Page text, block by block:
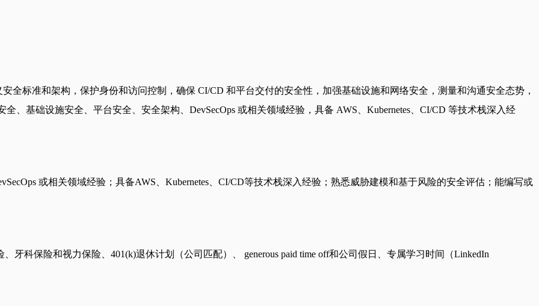
安全标准和架构，保护身份和访问控制，确保 CI/CD 和平台交付的安全性，加强基础设施和网络安全，测量和沟通安全态势，
、基础设施安全、平台安全、安全架构、DevSecOps 或相关领域经验，具备 AWS、Kubernetes、CI/CD 等技术栈深入经
或相关领域经验；具备AWS、Kubernetes、CI/CD等技术栈深入经验；熟悉威胁建模和基于风险的安全评估；能编写或
牙科保险和视力保险、401(k)退休计划（公司匹配）、 generous paid time off和公司假日、专属学习时间（LinkedIn